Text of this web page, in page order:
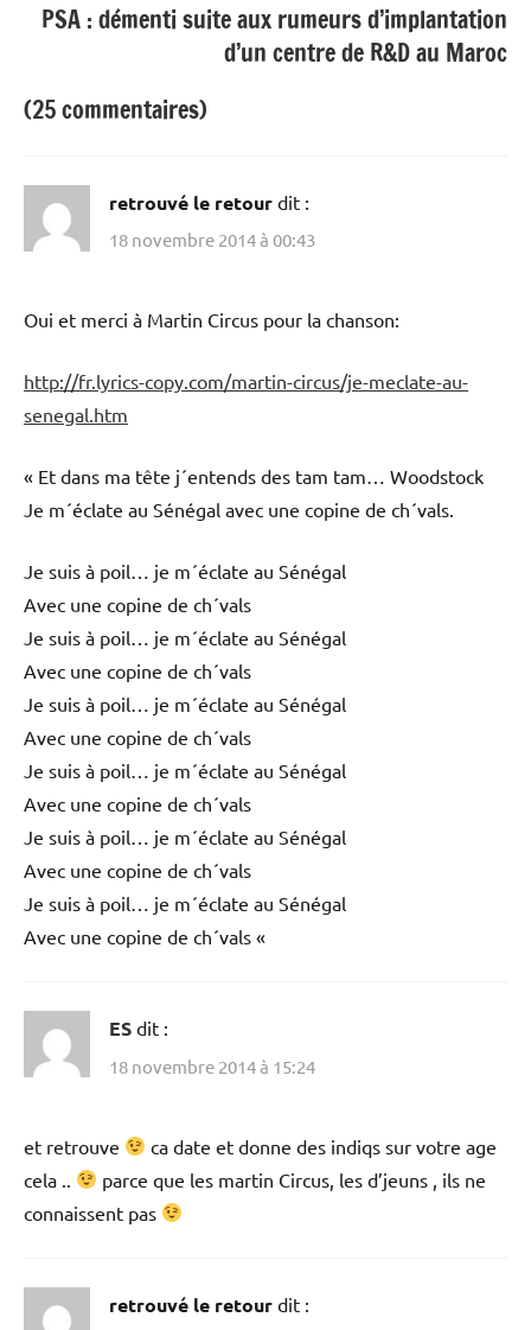
PSA : démenti suite aux rumeurs d’implantation
d’un centre de R&D au Maroc
(25 commentaires)
retrouvé le retour dit :
18 novembre 2014 à 00:43
Oui et merci à Martin Circus pour la chanson:
http://fr.lyrics-copy.com/martin-circus/je-meclate-au-
senegal.htm
« Et dans ma tête j´entends des tam tam… Woodstock
Je m´éclate au Sénégal avec une copine de ch´vals.
Je suis à poil… je m´éclate au Sénégal
Avec une copine de ch´vals
Je suis à poil… je m´éclate au Sénégal
Avec une copine de ch´vals
Je suis à poil… je m´éclate au Sénégal
Avec une copine de ch´vals
Je suis à poil… je m´éclate au Sénégal
Avec une copine de ch´vals
Je suis à poil… je m´éclate au Sénégal
Avec une copine de ch´vals
Je suis à poil… je m´éclate au Sénégal
Avec une copine de ch´vals «
ES dit :
18 novembre 2014 à 15:24
et retrouve
ca date et donne des indiqs sur votre age
cela ..
parce que les martin Circus, les d’jeuns , ils ne
connaissent pas
retrouvé le retour dit :